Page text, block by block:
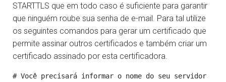
STARTTLS que em todo caso é suficiente para garantir
que ninguém roube sua senha de e-mail. Para tal utilize
os seguintes comandos para gerar um certificado que
permite assinar outros certificados e também criar um
certificado assinado por esta certificadora.
# Você precisará informar o nome do seu servidor